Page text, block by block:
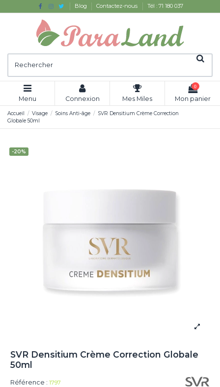
Blog Contactez-nous Tél : 71 180 037
Menu Connexion Mes Miles
0
Mon panier
Accueil Visage Soins Anti-âge
SVR Densitium Crème Correction
Globale 50ml
-20%
SVR Densitium Crème Correction Globale
50ml
Référence : 1797